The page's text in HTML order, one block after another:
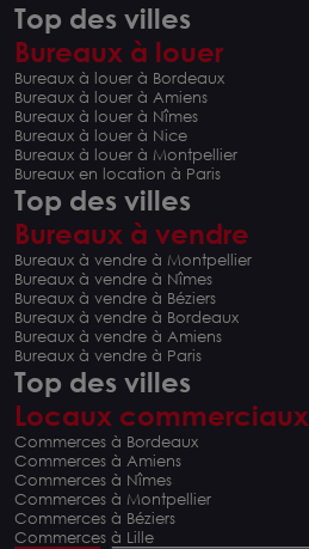
Top des villes
Bureaux à louer
Bureaux à louer à Bordeaux
Bureaux à louer à Amiens
Bureaux à louer à Nîmes
Bureaux à louer à Nice
Bureaux à louer à Montpellier
Bureaux en location à Paris
Top des villes
Bureaux à vendre
Bureaux à vendre à Montpellier
Bureaux à vendre à Nîmes
Bureaux à vendre à Béziers
Bureaux à vendre à Bordeaux
Bureaux à vendre à Amiens
Bureaux à vendre à Paris
Top des villes
Locaux commerciaux
Commerces à Bordeaux
Commerces à Amiens
Commerces à Nîmes
Commerces à Montpellier
Commerces à Béziers
Commerces à Lille